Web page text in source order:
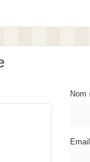
Nom